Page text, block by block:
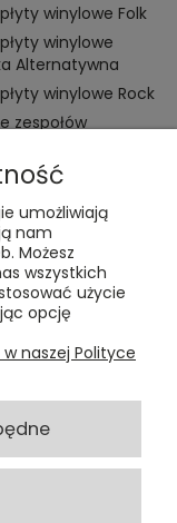
winylowe Folk
winylowe
Alternatywna
winylowe Rock
zespołów
umożliwiają
nam
Możesz
wszystkich
użycie
opcję
naszej Polityce